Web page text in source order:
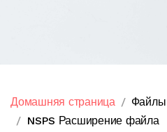
Домашняя страница
Файлы
NSPS Расширение файла